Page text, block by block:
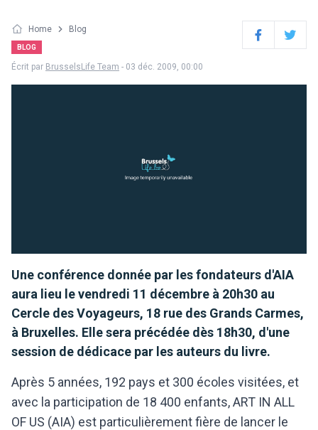
Home Blog
BLOG FacebookTwitter
Écrit par BrusselsLife Team - 03 déc. 2009, 00:00
Une conférence donnée par les fondateurs d'AIA
aura lieu le vendredi 11 décembre à 20h30 au
Cercle des Voyageurs, 18 rue des Grands Carmes,
à Bruxelles. Elle sera précédée dès 18h30, d'une
session de dédicace par les auteurs du livre.
Après 5 années, 192 pays et 300 écoles visitées, et
avec la participation de 18 400 enfants, ART IN ALL
OF US (AIA) est particulièrement fière de lancer le